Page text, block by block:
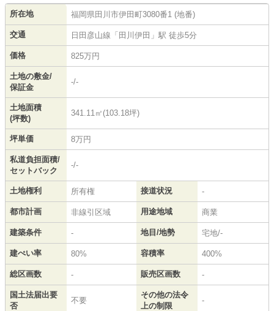
所在地 福岡県 田川市伊田町3080番1 (地番)
交通 日田彦山線 「 田川伊田 」駅 徒歩5分
価格 825万円
土地の敷金/
保証金
-/-
土地面積
(坪数)
341.11㎡(103.18坪)
坪単価 8万円
私道負担面積/
セットバック
-/-
土地権利 所有権 接道状況 -
都市計画 非線引区域 用途地域 商業
建築条件 - 地目/地勢 宅地/-
建ぺい率 80% 容積率 400%
総区画数 - 販売区画数 -
国土法届出要
否
不要
その他の法令
上の制限
-